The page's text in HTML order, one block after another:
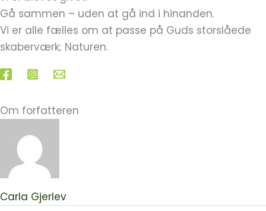
Gå sammen – uden at gå ind i hinanden.
Vi er alle fælles om at passe på Guds storslåede
skaberværk; Naturen.
Om forfatteren
Carla Gjerlev